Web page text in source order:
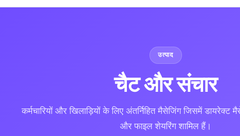
उत्पाद
चैट और संचार
कर्मचारियों और खिलाड़ियों के लिए अंतर्निहित मैसेजिंग जिसमें
और फाइल शेयरिंग शामिल हैं।